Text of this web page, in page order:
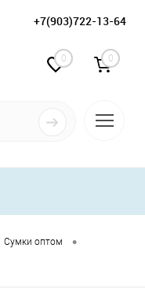
+7(903)722-13-64
0 0
Сумки оптом •